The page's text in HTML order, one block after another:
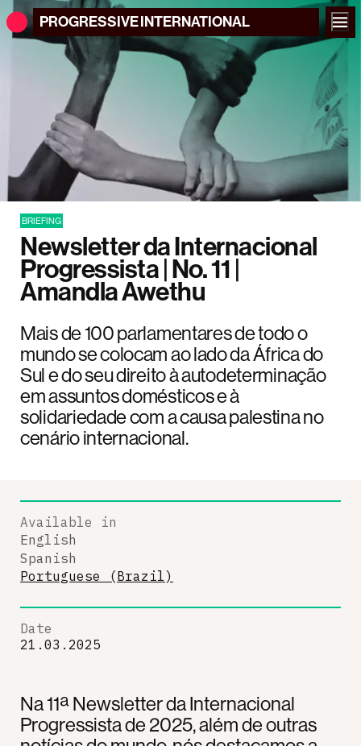
PROGRESSIVEINTERNATIONAL
BRIEFING
Newsletter da Internacional
Progressista | No. 11 |
Amandla Awethu
Mais de 100 parlamentares de todo o
mundo se colocam ao lado da África do
Sul e do seu direito à autodeterminação
em assuntos domésticos e à
solidariedade com a causa palestina no
cenário internacional.
Na 11ª Newsletter da Internacional
Progressista de 2025, além de outras
Available in
English
Spanish
Portuguese (Brazil)
Date
21.03.2025